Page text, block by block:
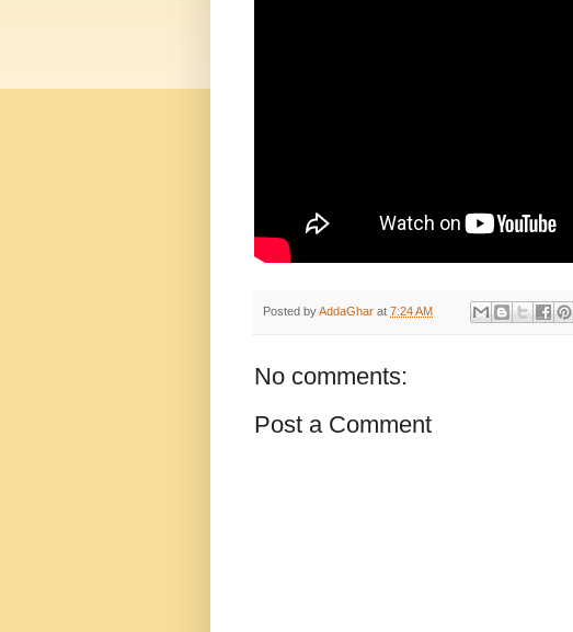
Posted byAddaGhar at 7:24 AM
No comments:
Post a Comment